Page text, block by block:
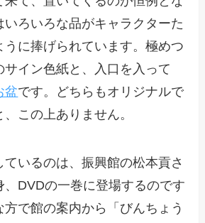
いろいろな品がキャラクターた
うに捧げられています。極めつ
サイン色紙と、入口を入って
盆です。どちらもオリジナルで
この上ありません。
ているのは、振興館の松本貢さ
、DVDの一巻に登場するのです
で館の案内から「びんちょう